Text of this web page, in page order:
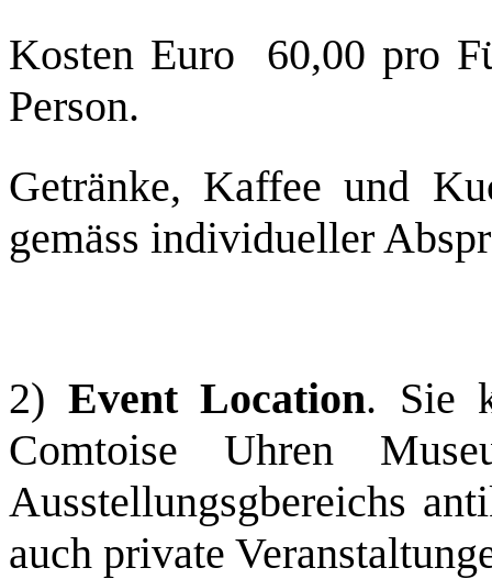
Kosten Euro 60,00 pro
Person.
Getränke, Kaffee und
gemäss individueller
2) Event Location. Sie
Comtoise Uhren
Ausstellungsgbereichs
auch private